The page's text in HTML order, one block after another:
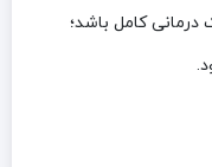
درمانی کامل باشد؛